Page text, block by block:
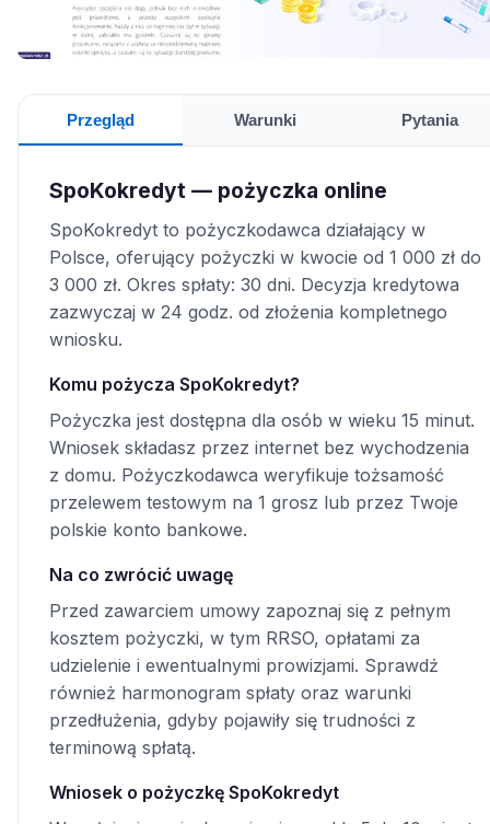
Przegląd Warunki Pytania
SpoKokredyt — pożyczka online
SpoKokredyt to pożyczkodawca działający w
Polsce, oferujący pożyczki w kwocie od 1 000 zł do
3 000 zł. Okres spłaty: 30 dni. Decyzja kredytowa
zazwyczaj w 24 godz. od złożenia kompletnego
wniosku.
Komu pożycza SpoKokredyt?
Pożyczka jest dostępna dla osób w wieku 15 minut.
Wniosek składasz przez internet bez wychodzenia
z domu. Pożyczkodawca weryfikuje tożsamość
przelewem testowym na 1 grosz lub przez Twoje
polskie konto bankowe.
Na co zwrócić uwagę
Przed zawarciem umowy zapoznaj się z pełnym
kosztem pożyczki, w tym RRSO, opłatami za
udzielenie i ewentualnymi prowizjami. Sprawdź
również harmonogram spłaty oraz warunki
przedłużenia, gdyby pojawiły się trudności z
terminową spłatą.
Wniosek o pożyczkę SpoKokredyt